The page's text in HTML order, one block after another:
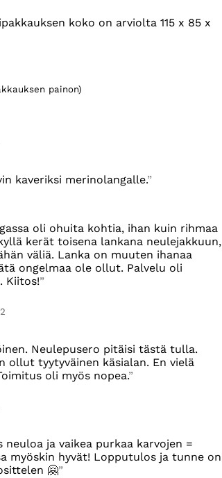
koko on arviolta 115 x 85 x
painon)
kaveriksi merinolangalle.
oli ohuita kohtia, ihan kuin rihmaa
kerät toisena lankana neulejakkuun,
väliä. Lanka on muuten ihanaa
ongelmaa ole ollut. Palvelu oli
Kiitos!
Neulepusero pitäisi tästä tulla.
ollut tyytyväinen käsialan. En vielä
oli myös nopea.
ja vaikea purkaa karvojen =
myöskin hyvät! Lopputulos ja tunne on
🤗